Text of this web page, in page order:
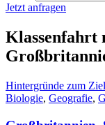
Jetzt anfragen
Klassenfahrt
Hintergründe zum
Biologie, Geografie,